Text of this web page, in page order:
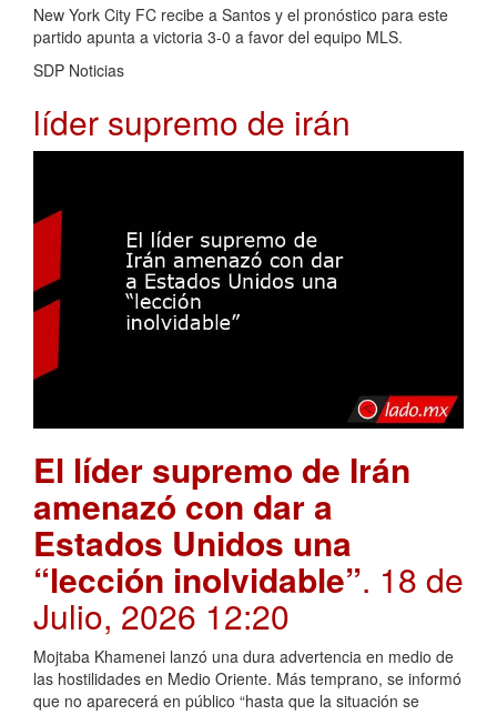
New York City FC recibe a Santos y el pronóstico para este
partido apunta a victoria 3-0 a favor del equipo MLS.
SDP Noticias
líder supremo de irán
El líder supremo de Irán
amenazó con dar a
Estados Unidos una
“lección inolvidable”. 18 de
Julio, 2026 12:20
Mojtaba Khamenei lanzó una dura advertencia en medio de
las hostilidades en Medio Oriente. Más temprano, se informó
que no aparecerá en público “hasta que la situación se